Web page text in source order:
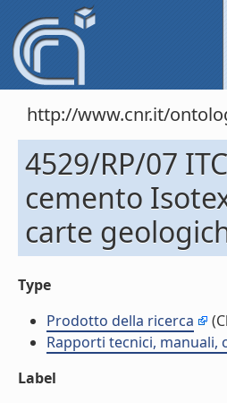
http://www.cnr.it/
4529/RP/07
cemento
carte
Type
Prodotto della ricerca
Rapporti tecnici,
Label